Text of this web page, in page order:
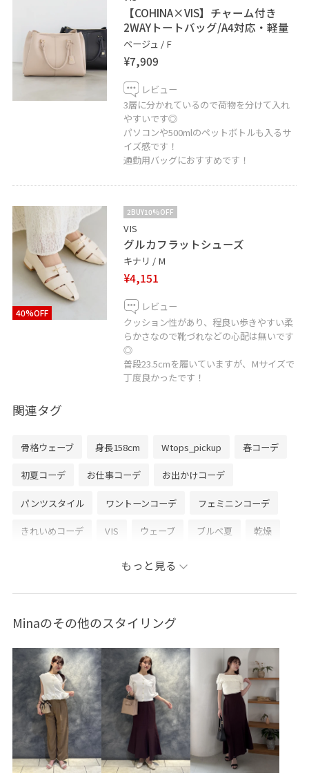
【COHINA×VIS】チャーム付き
2WAYトートバッグ/A4対応・軽量
ベージュ / F
¥7,909
レビュー
3層に分かれているので荷物を分けて入れ
やすいです◎
パソコンや500mlのペットボトルも入るサ
イズ感です！
通勤用バッグにおすすめです！
40%OFF
2BUY10%OFF
VIS
グルカフラットシューズ
キナリ / M
¥4,151
レビュー
クッション性があり、程良い歩きやすい柔
らかさなので靴づれなどの心配は無いです
◎
普段23.5cmを履いていますが、Mサイズで
丁度良かったです！
関連タグ
骨格ウェーブ 身長158cm Wtops_pickup 春コーデ
初夏コーデ お仕事コーデ お出かけコーデ
パンツスタイル ワントーンコーデ フェミニンコーデ
きれいめコーデ VIS ウェーブ ブルべ夏 乾燥
Tシャツ/カットソー
シューズ パンプス ヘアアクセサリー
BVS36100 BVV36100 BVX76100 BVZ16060
26officecasual setup_pickup Ssize_akisuda
Tシャツ VIS_2026SS_POLO VIS_2026SS_POLO2
vis_26ssbag vis_okazakisae_may vis_pickuppants
もっと見る
Minaのその他のスタイリング